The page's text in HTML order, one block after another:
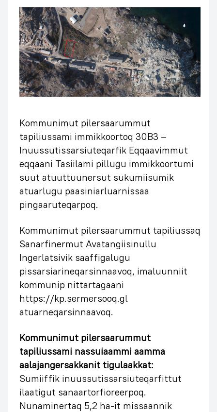
Kommunimut pilersaarummut
tapiliussami immikkoortoq 30B3 –
Inuussutissarsiuteqarfik Eqqaavimmut
eqqaani Tasiilami pillugu immikkoortumi
suut atuuttuunersut sukumiisumik
atuarlugu paasiniarluarnissaa
pingaaruteqarpoq.
Kommunimut pilersaarummut tapiliussaq
Sanarfinermut Avatangiisinullu
Ingerlatsivik saaffigalugu
pissarsiarineqarsinnaavoq, imaluunniit
kommunip nittartagaani
https://kp.sermersooq.gl
atuarneqarsinnaavoq.
Kommunimut pilersaarummut
tapiliussami nassuiaammi aamma
aalajangersakkanit tigulaakkat:
Sumiiffik inuussutissarsiuteqarfittut
ilaatigut sanaartorfioreerpoq.
Nunaminertaq 5,2 ha-it missaannik